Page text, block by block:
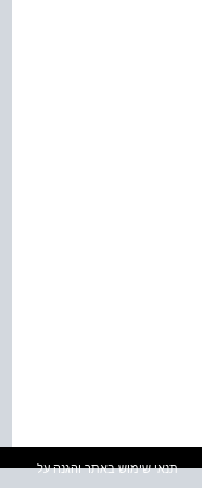
תנאי שימוש באתר והגנה על